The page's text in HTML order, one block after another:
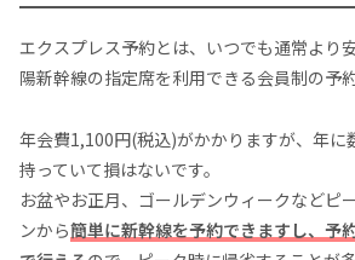
エクスプレス予約とは、いつでも通常より
陽新幹線の指定席を利用できる会員制の予
年会費1,100円(税込)がかかりますが、年に
持っていて損はないです。
お盆やお正月、ゴールデンウィークなどピ
ンから簡単に新幹線を予約できますし、予